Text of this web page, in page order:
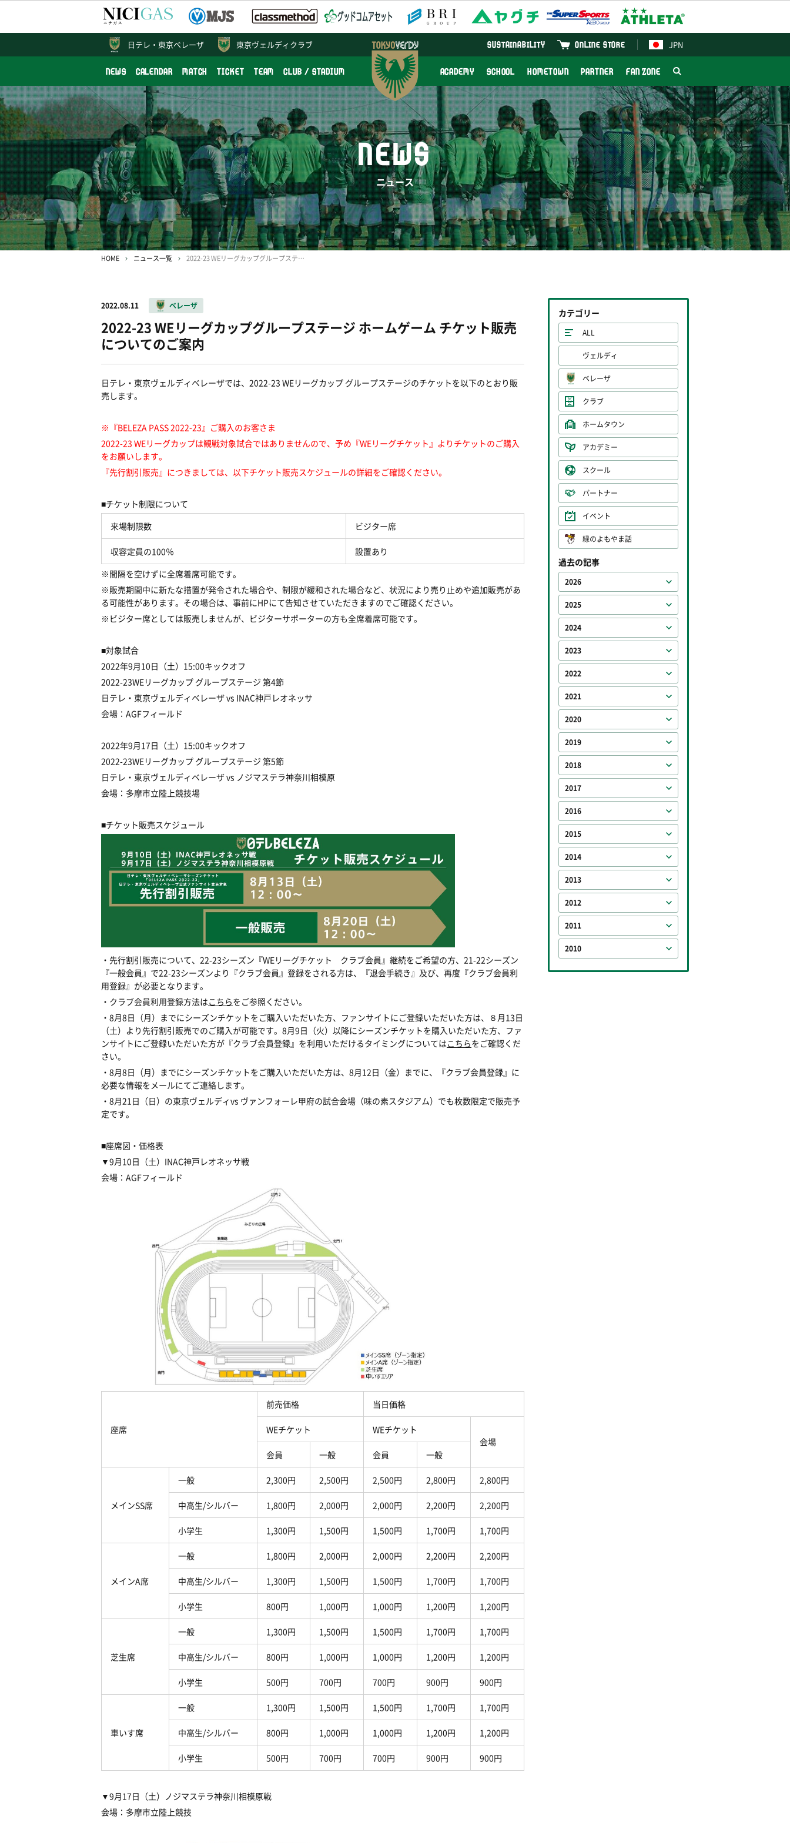
東京ヴェルディクラブ JPN
ONLINE STORE
SUSTAINABILITY
NEWS CALENDAR MATCH TICKET TEAM CLUB / STADIUM ACADEMY SCHOOL HOMETOWN PARTNER FAN ZONE
日テレ・ 東京ベレーザ
NEWS
ニュース
HOME ニュース一覧 2022-23 WEリーグカップグループステージ ホームゲーム チケット販売についてのご案内
2022.08.11 ベレーザ
2022-23 WEリーグカップグループステージ ホームゲーム チケット販売
についてのご案内
日テレ・東京ヴェルディベレーザでは、 2022-23 WEリーグカップ グループステージのチケットを以下のとおり販
売します。
※ 『BELEZA PASS 2022-23』ご購入のお客さま
2022-23 WEリーグカップは観戦対象試合ではありませんので、予め『WEリーグチケット』よりチケットのご購入
をお願いします。
『先行割引販売』につきましては、以下チケット販売スケジュールの詳細をご確認ください。
■チケット制限について
来場制限数
ビジター席
収容定員の100％
設置あり
※間隔を空けずに全席着席可能です。
※販売期間中に新たな措置が発令された場合や、制限が緩和された場合など、状況により売り止めや追加販売があ
る可能性があります。その場合は、事前にHPにて告知させていただきますのでご確認ください。
※ ビジター席としては販売しませんが、ビジターサポーターの方も全席着席可能です。
■対象試合
2022年9月10日（土） 15:00キックオフ
2022-23WEリーグカップ グループステージ 第4節
日テレ・東京ヴェルディベレーザvs INAC神戸レオネッサ
会場： AGFフィールド
2022年9月17日（土） 15:00キックオフ
2022-23WEリーグカップ グループステージ 第5節
日テレ・東京ヴェルディベレーザvs ノジマステラ神奈川相模原
会場：多摩市立陸上競技場
■チケット販売スケジュール
・先行割引販売について、 22-23シーズン『WEリーグチケット クラブ会員』継続をご希望の方、 21-22シーズン
『一般会員』で22-23シーズンより『クラブ会員』登録をされる方は、『退会手続き』及び、再度『クラブ会員利
用登録』が必要となります。
・クラブ会員利用登録方法はこちらをご参照ください。
・ 8月8日（月）までにシーズンチケットをご購入いただいた方、ファンサイトにご登録いただいた方は、８月13日
（土）より先行割引販売でのご購入が可能です。 8月9日（火）以降にシーズンチケットを購入いただいた方、ファ
ンサイトにご登録いただいた方が『クラブ会員登録』を利用いただけるタイミングについてはこちらをご確認くだ
さい。
・ 8月8日（月）までにシーズンチケットをご購入いただいた方は、 8月12日（金）までに、『クラブ会員登録』に
必要な情報をメールにてご連絡します。
・ 8月21日（日）の東京ヴェルディvs ヴァンフォーレ甲府の試合会場（味の素スタジアム）でも枚数限定で販売予
定です。
■座席図・価格表
▼9月10日 （土） INAC神戸レオネッサ戦
会場： AGFフィールド
座席
前売価格 当日価格
WEチケット WEチケット
会場
会員
一般 会員 一般
メインSS席
一般 2,300円 2,500円 2,500円 2,800円 2,800円
中高生/シルバー 1,800円 2,000円 2,000円 2,200円 2,200円
小学生 1,300円 1,500円 1,500円 1,700円 1,700円
メインA席
一般 1,800円 2,000円 2,000円 2,200円 2,200円
中高生/シルバー 1,300円 1,500円 1,500円 1,700円 1,700円
小学生 800円 1,000円 1,000円 1,200円 1,200円
芝生席
一般 1,300円 1,500円 1,500円 1,700円 1,700円
中高生/シルバー 800円 1,000円 1,000円 1,200円 1,200円
小学生 500円 700円 700円 900円 900円
車いす席
一般 1,300円 1,500円 1,500円 1,700円 1,700円
中高生/シルバー 800円 1,000円 1,000円 1,200円 1,200円
小学生 500円 700円 700円 900円 900円
▼9月17日 （土）ノジマステラ神奈川相模原戦
会場：多摩市立陸上競技
カテゴリー
ALL
ヴェルディ
ベレーザ
クラブ
ホームタウン
アカデミー
スクール
パートナー
イベント
緑のよもやま話
過去の記事
2026
2025
2024
2023
2022
2021
2020
2019
2018
2017
2016
2015
2014
2013
2012
2011
2010